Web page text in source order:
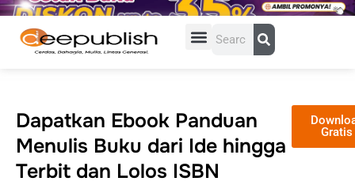
Lewati
konten
Dapatkan Ebook Panduan
Menulis Buku dari Ide hingga
Terbit dan Lolos ISBN
Gratis